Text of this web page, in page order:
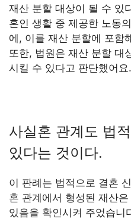
재산 분할 대상이 될 수 있
혼인 생활 중 제공한 노동
에, 이를 재산 분할에 포함
또한, 법원은 재산 분할 대
시킬 수 있다고 판단했어요.
사실혼 관계도 법
있다는 것이다.
이 판례는 법적으로 결혼
혼 관계에서 형성된 재산
있음을 확인시켜 주었습니